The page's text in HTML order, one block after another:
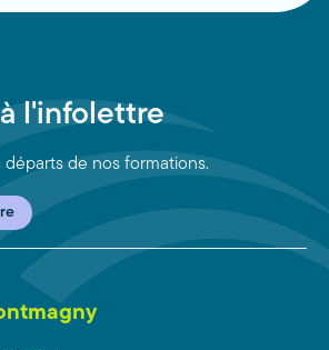
l'infolettre
départs de nos formations.